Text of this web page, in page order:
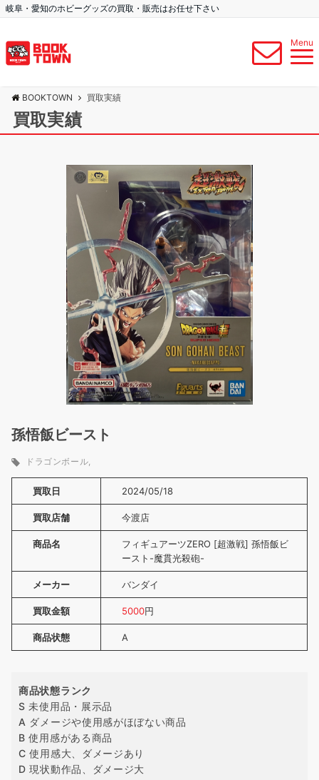
岐阜・愛知のホビーグッズの買取・販売はお任せ下さい
Menu
BOOKTOWN 買取実績
買取実績
孫悟飯ビースト
ドラゴンボール
買取日 2024/05/18
買取店舗 今渡店
商品名
フィギュアーツZERO [超激戦] 孫悟飯ビ
ースト-魔貫光殺砲-
メーカー バンダイ
買取金額 5000円
商品状態 A
商品状態ランク
S 未使用品・展示品
A ダメージや使用感がほぼない商品
B 使用感がある商品
C 使用感大、ダメージあり
D 現状動作品、ダメージ大